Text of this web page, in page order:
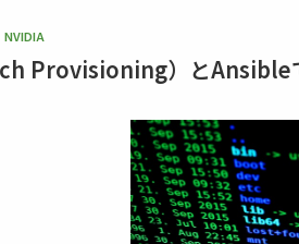
NVIDIA
Provisioning）とAnsible